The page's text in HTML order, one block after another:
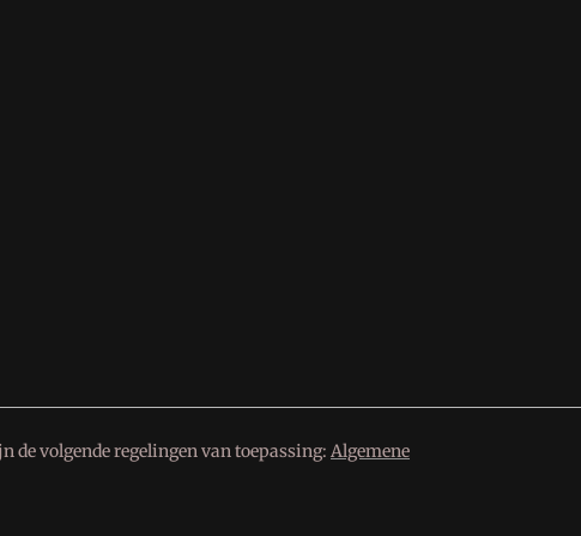
de volgende regelingen van toepassing: Algemene